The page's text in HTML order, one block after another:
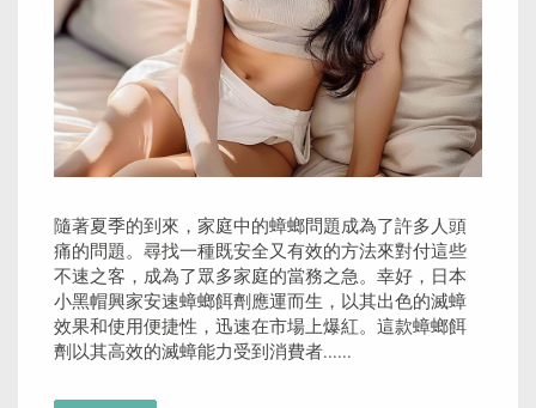
隨著夏季的到來，家庭中的蟑螂問題成為了許多人頭
痛的問題。尋找一種既安全又有效的方法來對付這些
不速之客，成為了眾多家庭的當務之急。幸好，日本
小黑帽興家安速蟑螂餌劑應運而生，以其出色的滅蟑
效果和使用便捷性，迅速在市場上爆紅。這款蟑螂餌
劑以其高效的滅蟑能力受到消費者......